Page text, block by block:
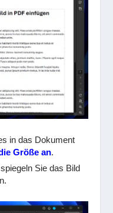
in das Dokument
Größe an.
Sie das Bild